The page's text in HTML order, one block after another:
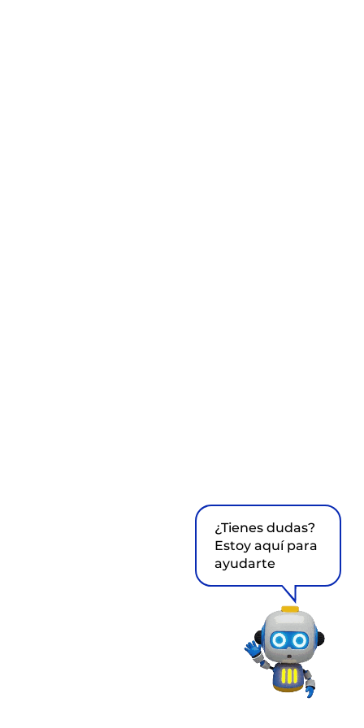
¿Tienes dudas?
Estoy aquí para
ayudarte